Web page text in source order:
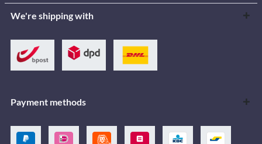
We're shipping with
Payment methods